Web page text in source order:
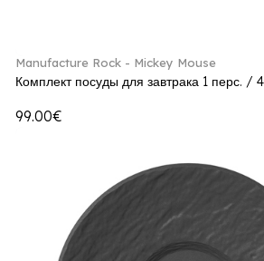
Manufacture Rock - Mickey Mouse
Комплект посуды для завтрака 1 перс. /
99.00€